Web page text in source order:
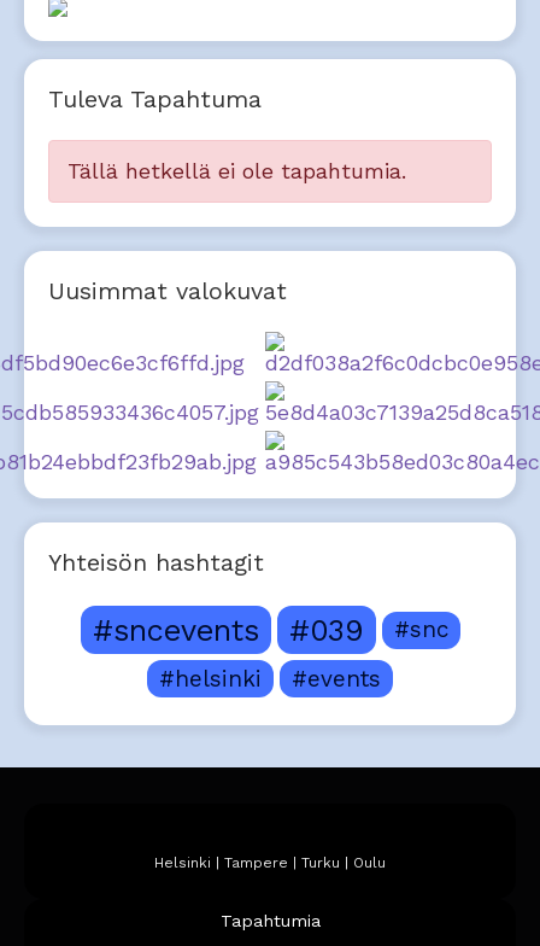
Tuleva Tapahtuma
Tällä hetkellä ei ole tapahtumia.
Uusimmat valokuvat
Yhteisön hashtagit
#sncevents #039
#snc
#helsinki
#events
Helsinki | Tampere | Turku | Oulu
Tapahtumia